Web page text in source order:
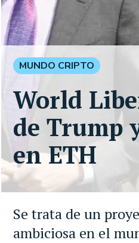
Se trata de un
ambiciosa en el
MUNDO CRIPTO
World
de Trump
en ETH